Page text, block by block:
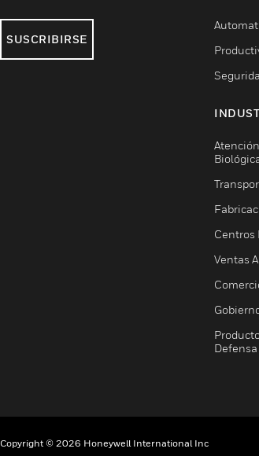
SUSCRIBIRSE
Centros
Ventas
Defensa
Copyright © 2026 Honeywell International Inc